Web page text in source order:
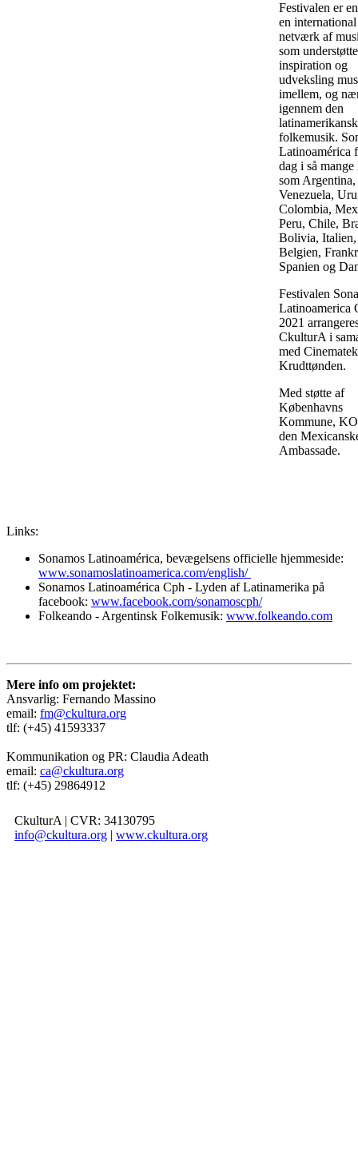
Festivalen er
en international
netværk af
som
inspiration og
udveksling
imellem, og
igennem den
folkemusik.
Latinoamérica
dag i så mange
som Argentina,
Venezuela,
Colombia,
Peru, Chile,
Bolivia, Italien,
Belgien,
Spanien og
Festivalen
Latinoamerica
2021
CkulturA i
med
Krudttønden.
Med støtte af
Københavns
Kommune,
den
Ambassade.
Links:
Sonamos Latinoamérica, bevægelsens officielle hjemmeside:
www.sonamoslatinoamerica.com/english/
Sonamos Latinoamérica Cph - Lyden af Latinamerika på
facebook: www.facebook.com/sonamoscph/
Folkeando - Argentinsk Folkemusik: www.folkeando.com
Mere info om projektet:
Ansvarlig: Fernando Massino
email: fm@ckultura.org
tlf: (+45) 41593337
Kommunikation og PR: Claudia Adeath
email: ca@ckultura.org
tlf: (+45) 29864912
CkulturA | CVR: 34130795
info@ckultura.org | www.ckultura.org